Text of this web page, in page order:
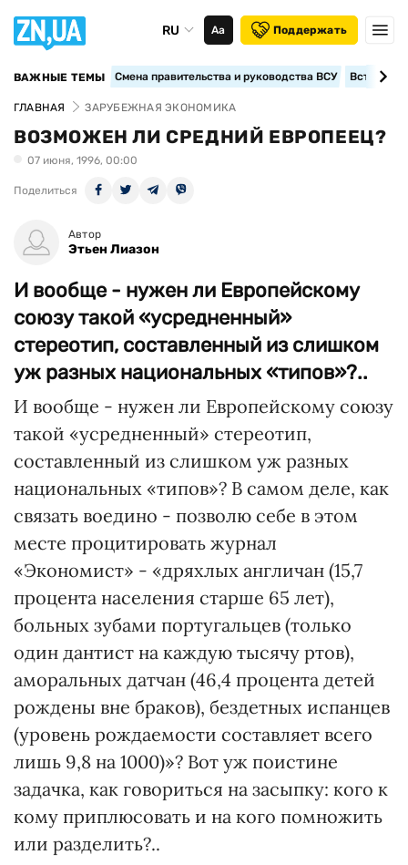
RU Аа Поддержать
ВАЖНЫЕ ТЕМЫ Смена правительства и руководства ВСУ
ГЛАВНАЯ ЗАРУБЕЖНАЯ ЭКОНОМИКА
ВОЗМОЖЕН ЛИ СРЕДНИЙ ЕВРОПЕЕЦ?
07 июня, 1996, 00:00
Поделиться
Автор
Этьен Лиазон
И вообще - нужен ли Европейскому
союзу такой «усредненный»
стереотип, составленный из слишком
уж разных национальных «типов»?..
И вообще - нужен ли Европейскому союзу
такой «усредненный» стереотип,
составленный из слишком уж разных
национальных «типов»? В самом деле, как
связать воедино - позволю себе в этом
месте процитировать журнал
«Экономист» - «дряхлых англичан (15,7
процента населения старше 65 лет),
больных зубами португальцев (только
один дантист на каждую тысячу ртов),
аморальных датчан (46,4 процента детей
рождены вне браков), бездетных испанцев
(уровень рождаемости составляет всего
лишь 9,8 на 1000)»? Вот уж поистине
задачка, как говориться на засыпку: кого к
кому приплюсовать и на кого помножить
или разделить?..